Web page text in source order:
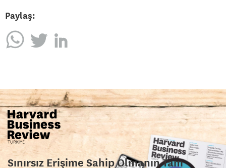
Paylaş:
Sınırsız Erişime Sahip Olmanın Tam